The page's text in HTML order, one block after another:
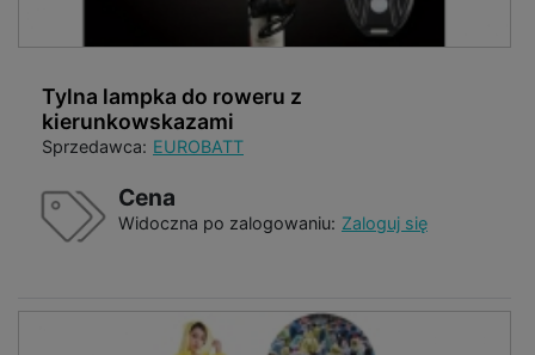
Tylna lampka do roweru z
kierunkowskazami
Sprzedawca: EUROBATT
Cena
Widoczna po zalogowaniu: Zaloguj się